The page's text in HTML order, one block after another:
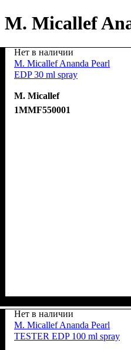
M. Micallef
Нет в наличии
M. Micallef Ananda Pearl
EDP 30 ml spray
M. Micallef
1MMF550001
Нет в наличии
M. Micallef Ananda Pearl
TESTER EDP 100 ml spray